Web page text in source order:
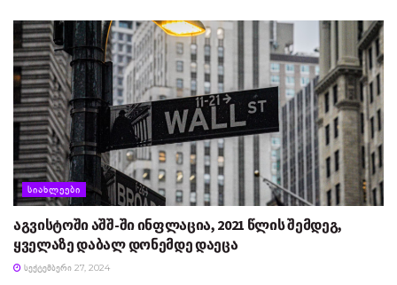
ᲡᲘᲐᲮᲚᲔᲔᲑᲘ
აგვისტოში აშშ-ში ინფლაცია, 2021 წლის შემდეგ,
ყველაზე დაბალ დონემდე დაეცა
ᲡᲔᲥᲢᲔᲛᲑᲔᲠᲘ 27, 2024